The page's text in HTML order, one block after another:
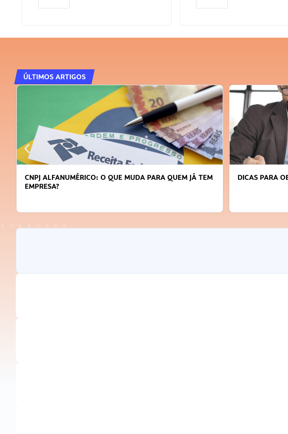
ÚLTIMOS ARTIGOS
CNPJ ALFANUMÉRICO: O QUE MUDA PARA QUEM JÁ TEM
EMPRESA?
DICAS PARA